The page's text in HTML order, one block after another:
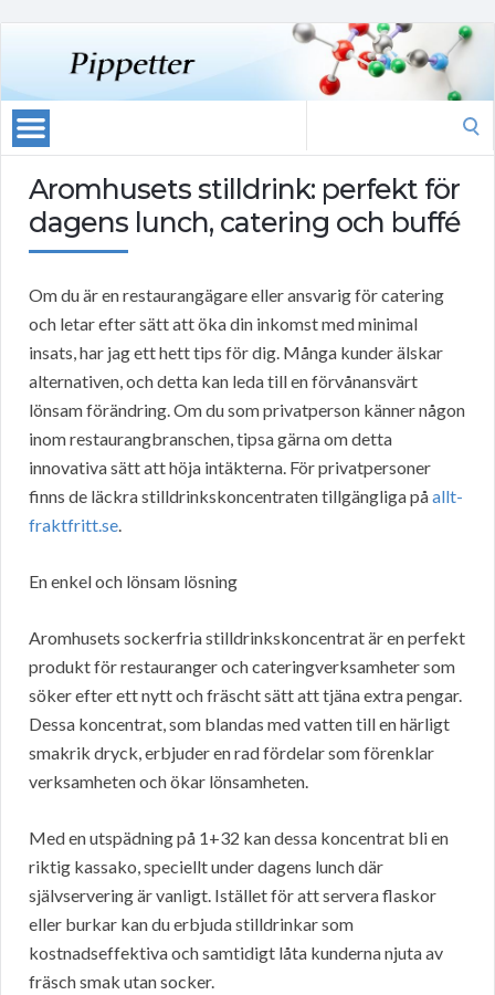
Aromhusets stilldrink: perfekt för
dagens lunch, catering och buffé
Om du är en restaurangägare eller ansvarig för catering
och letar efter sätt att öka din inkomst med minimal
insats, har jag ett hett tips för dig. Många kunder älskar
alternativen, och detta kan leda till en förvånansvärt
lönsam förändring. Om du som privatperson känner någon
inom restaurangbranschen, tipsa gärna om detta
innovativa sätt att höja intäkterna. För privatpersoner
finns de läckra stilldrinkskoncentraten tillgängliga påallt-
fraktfritt.se.
En enkel och lönsam lösning
Aromhusets sockerfria stilldrinkskoncentrat är en perfekt
produkt för restauranger och cateringverksamheter som
söker efter ett nytt och fräscht sätt att tjäna extra pengar.
Dessa koncentrat, som blandas med vatten till en härligt
smakrik dryck, erbjuder en rad fördelar som förenklar
verksamheten och ökar lönsamheten.
Med en utspädning på 1+32 kan dessa koncentrat bli en
riktig kassako, speciellt under dagens lunch där
självservering är vanligt. Istället för att servera flaskor
eller burkar kan du erbjuda stilldrinkar som
kostnadseffektiva och samtidigt låta kunderna njuta av
fräsch smak utan socker.